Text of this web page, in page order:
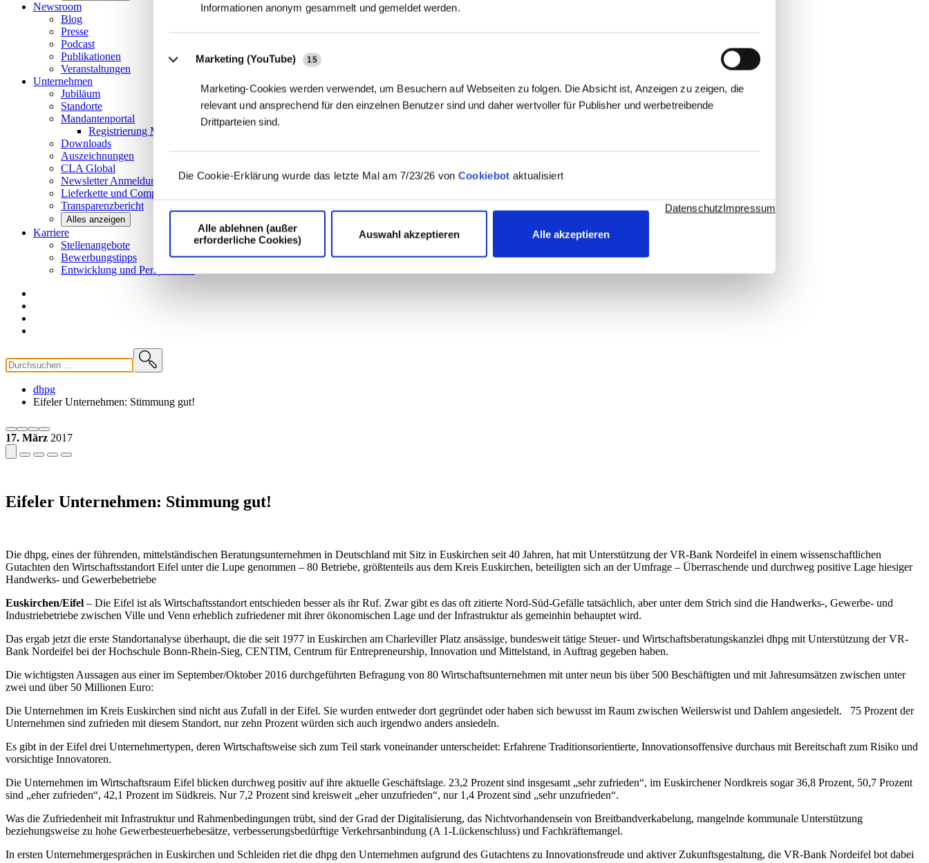
Informationen anonym gesammelt und gemeldet werden.
Marketing (YouTube) 15
Marketing-Cookies werden verwendet, um Besuchern auf Webseiten zu folgen. Die Absicht ist, Anzeigen zu zeigen, die
relevant und ansprechend für den einzelnen Benutzer sind und daher wertvoller für Publisher und werbetreibende
Drittparteien sind.
Die Cookie-Erklärung wurde das letzte Mal am 7/23/26 von Cookiebot aktualisiert
Alle ablehnen (außer
erforderliche Cookies)
Auswahl akzeptieren Alle akzeptieren
DatenschutzImpressum
Newsroom
Blog
Presse
Podcast
Publikationen
Veranstaltungen
Unternehmen
Jubiläum
Standorte
Mandantenportal
Registrierung Mandantenportal
Downloads
Auszeichnungen
CLA Global
NewsletterAnmeldung
Lieferkette und Compliance
Transparenzbericht
Alles anzeigen
Karriere
Stellenangebote
Bewerbungstipps
Entwicklung und Perspektiven
dhpg
Eifeler Unternehmen: Stimmung gut!
17. März 2017
Eifeler Unternehmen: Stimmung gut!
Die dhpg, eines der führenden, mittelständischen Beratungsunternehmen in Deutschland mit Sitz in Euskirchen seit 40 Jahren, hat mit Unterstützung der VR-Bank Nordeifel in einem wissenschaftlichen
Gutachten den Wirtschaftsstandort Eifel unter die Lupe genommen – 80 Betriebe, größtenteils aus dem Kreis Euskirchen, beteiligten sich an der Umfrage – Überraschende und durchweg positive Lage hiesiger
Handwerks- und Gewerbebetriebe
Euskirchen/Eifel – Die Eifel ist als Wirtschaftsstandort entschieden besser als ihr Ruf. Zwar gibt es das oft zitierte Nord-Süd-Gefälle tatsächlich, aber unter dem Strich sind die Handwerks-, Gewerbe- und
Industriebetriebe zwischen Ville und Venn erheblich zufriedener mit ihrer ökonomischen Lage und der Infrastruktur als gemeinhin behauptet wird.
Das ergab jetzt die erste Standortanalyse überhaupt, die die seit 1977 in Euskirchen am Charleviller Platz ansässige, bundesweit tätige Steuer- und Wirtschaftsberatungskanzlei dhpg mit Unterstützung der VR-
Bank Nordeifel bei der Hochschule Bonn-Rhein-Sieg, CENTIM, Centrum für Entrepreneurship, Innovation und Mittelstand, in Auftrag gegeben haben.
Die wichtigsten Aussagen aus einer im September/Oktober 2016 durchgeführten Befragung von 80 Wirtschaftsunternehmen mit unter neun bis über 500 Beschäftigten und mit Jahresumsätzen zwischen unter
zwei und über 50 Millionen Euro:
Die Unternehmen im Kreis Euskirchen sind nicht aus Zufall in der Eifel. Sie wurden entweder dort gegründet oder haben sich bewusst im Raum zwischen Weilerswist und Dahlem angesiedelt. 75 Prozent der
Unternehmen sind zufrieden mit diesem Standort, nur zehn Prozent würden sich auch irgendwo anders ansiedeln.
Es gibt in der Eifel drei Unternehmertypen, deren Wirtschaftsweise sich zum Teil stark voneinander unterscheidet: Erfahrene Traditionsorientierte, Innovationsoffensive durchaus mit Bereitschaft zum Risiko und
vorsichtige Innovatoren.
Die Unternehmen im Wirtschaftsraum Eifel blicken durchweg positiv auf ihre aktuelle Geschäftslage. 23,2 Prozent sind insgesamt „sehr zufrieden“, im Euskirchener Nordkreis sogar 36,8 Prozent, 50,7 Prozent
sind „eher zufrieden“, 42,1 Prozent im Südkreis. Nur 7,2 Prozent sind kreisweit „eher unzufrieden“, nur 1,4 Prozent sind „sehr unzufrieden“.
Was die Zufriedenheit mit Infrastruktur und Rahmenbedingungen trübt, sind der Grad der Digitalisierung, das Nichtvorhandensein von Breitbandverkabelung, mangelnde kommunale Unterstützung
beziehungsweise zu hohe Gewerbesteuerhebesätze, verbesserungsbedürftige Verkehrsanbindung (A 1-Lückenschluss) und Fachkräftemangel.
In ersten Unternehmergesprächen in Euskirchen und Schleiden riet die dhpg den Unternehmen aufgrund des Gutachtens zu Innovationsfreude und aktiver Zukunftsgestaltung, die VR-Bank Nordeifel bot dabei